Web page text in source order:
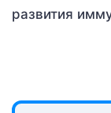
развития